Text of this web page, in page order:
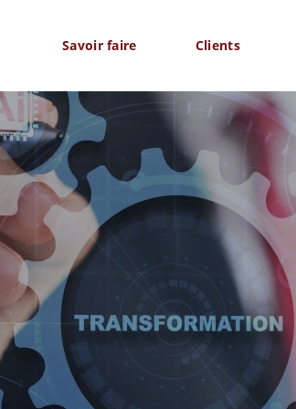
Savoir faire Clients